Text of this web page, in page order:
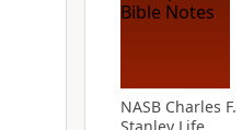
NASB Charles F.